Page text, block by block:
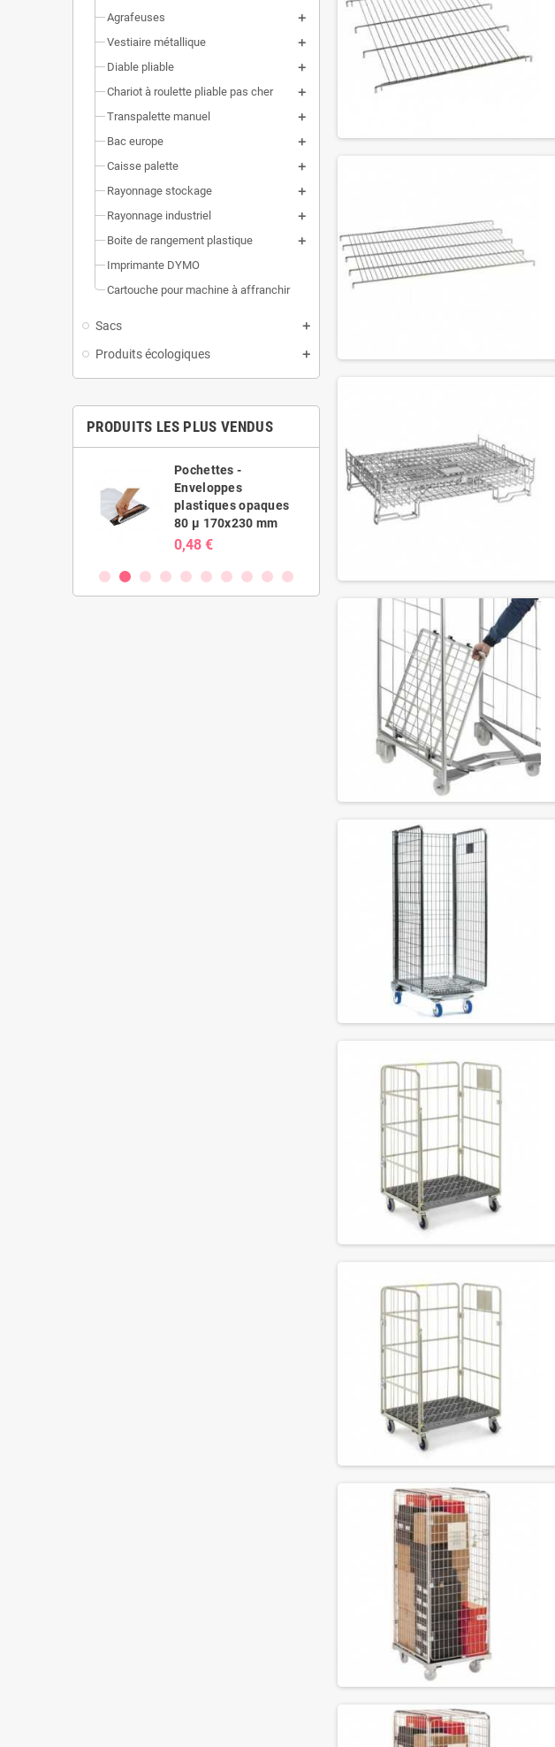
Agrafeuses
Vestiaire métallique
Diable pliable
Chariot à roulette pliable pas cher
Transpalette manuel
Bac europe
Caisse palette
Rayonnage stockage
Rayonnage industriel
Boite de rangement plastique
Imprimante DYMO
Cartouche pour machine à affranchir
Sacs
Produits écologiques
PRODUITS LES PLUS VENDUS
Pochettes -
Enveloppes
plastiques opaques
80 µ 170x230 mm
0,48 €
Pochettes -
Enveloppes
plastiques opaques
80 µ 400x520 mm